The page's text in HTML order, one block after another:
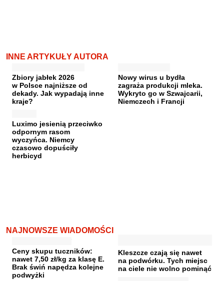
INNE ARTYKUŁY AUTORA
Zbiory jabłek 2026
w Polsce najniższe od
dekady. Jak wypadają inne
kraje?
Nowy wirus u bydła
zagraża produkcji mleka.
Wykryto go w Szwajcarii,
Niemczech i Francji
Luximo jesienią przeciwko
odpornym rasom
wyczyńca. Niemcy
czasowo dopuściły
herbicyd
NAJNOWSZE WIADOMOŚCI
Ceny skupu tuczników:
nawet 7,50 zł/kg za klasę E.
Brak świń napędza kolejne
podwyżki
Kleszcze czają się nawet
na podwórku. Tych miejsc
na ciele nie wolno pominąć